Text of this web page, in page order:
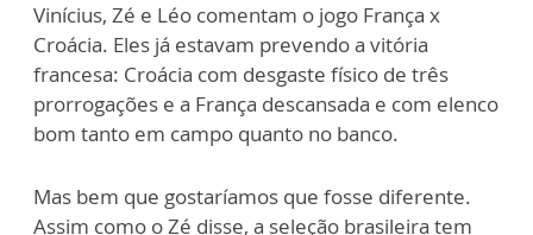
Vinícius, Zé e Léo comentam o jogo França x
Croácia. Eles já estavam prevendo a vitória
francesa: Croácia com desgaste físico de três
prorrogações e a França descansada e com elenco
bom tanto em campo quanto no banco.
Mas bem que gostaríamos que fosse diferente.
Assim como o Zé disse, a seleção brasileira tem